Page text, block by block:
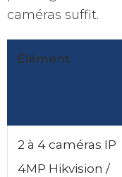
caméras suffit.
Élément
2 à 4 caméras IP
4MP Hikvision /